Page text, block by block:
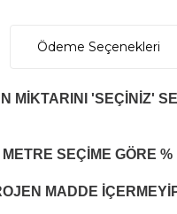
Ödeme Seçenekleri
MİKTARINI 'SEÇİNİZ'
SEÇİME GÖRE
MADDE